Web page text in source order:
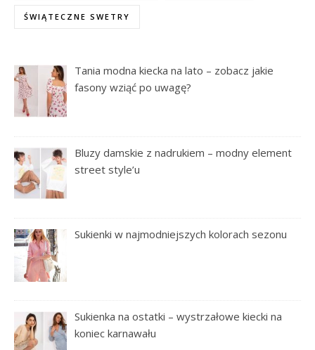
ŚWIĄTECZNE SWETRY
Tania modna kiecka na lato – zobacz jakie
fasony wziąć po uwagę?
Bluzy damskie z nadrukiem – modny element
street style’u
Sukienki w najmodniejszych kolorach sezonu
Sukienka na ostatki – wystrzałowe kiecki na
koniec karnawału